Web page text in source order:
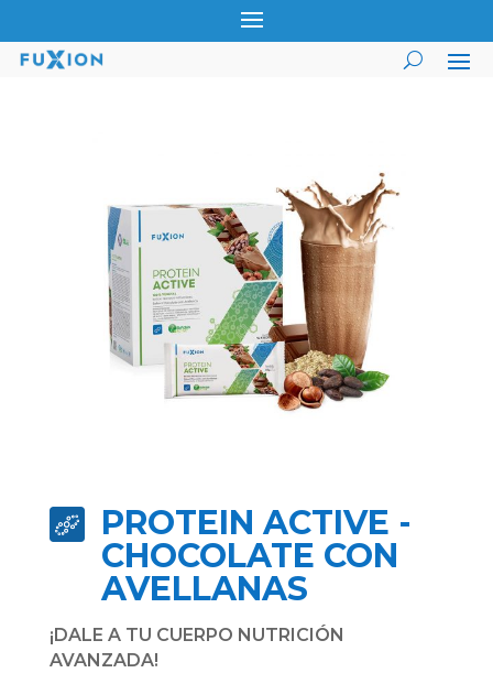
PROTEIN ACTIVE -
CHOCOLATE CON
AVELLANAS
¡DALE A TU CUERPO NUTRICIÓN
AVANZADA!